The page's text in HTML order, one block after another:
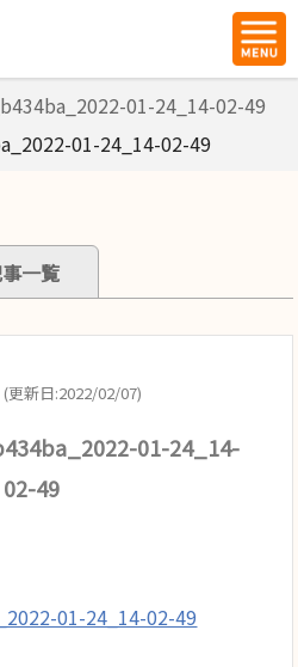
01-24_14-02-49
01-24_14-02-49
一覧
更新日:2022/02/07)
01-24_14-
02-49
01-24_14-02-49